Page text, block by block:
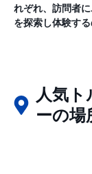
れぞれ、訪問者
を探索し体験する
人気ト
ーの場